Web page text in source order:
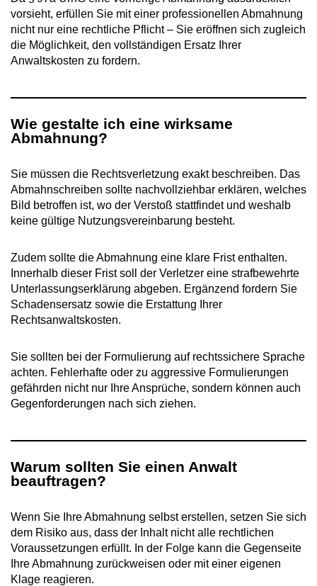
vorsieht, erfüllen Sie mit einer professionellen Abmahnung
nicht nur eine rechtliche Pflicht – Sie eröffnen sich zugleich
die Möglichkeit, den vollständigen Ersatz Ihrer
Anwaltskosten zu fordern.
Wie gestalte ich eine wirksame
Abmahnung?
Sie müssen die Rechtsverletzung exakt beschreiben. Das
Abmahnschreiben sollte nachvollziehbar erklären, welches
Bild betroffen ist, wo der Verstoß stattfindet und weshalb
keine gültige Nutzungsvereinbarung besteht.
Zudem sollte die Abmahnung eine klare Frist enthalten.
Innerhalb dieser Frist soll der Verletzer eine strafbewehrte
Unterlassungserklärung abgeben. Ergänzend fordern Sie
Schadensersatz sowie die Erstattung Ihrer
Rechtsanwaltskosten.
Sie sollten bei der Formulierung auf rechtssichere Sprache
achten. Fehlerhafte oder zu aggressive Formulierungen
gefährden nicht nur Ihre Ansprüche, sondern können auch
Gegenforderungen nach sich ziehen.
Warum sollten Sie einen Anwalt
beauftragen?
Wenn Sie Ihre Abmahnung selbst erstellen, setzen Sie sich
dem Risiko aus, dass der Inhalt nicht alle rechtlichen
Voraussetzungen erfüllt. In der Folge kann die Gegenseite
Ihre Abmahnung zurückweisen oder mit einer eigenen
Klage reagieren.